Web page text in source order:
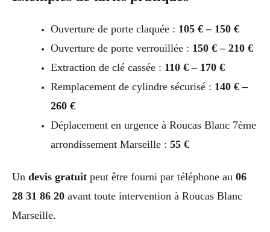
Ouverture de porte claquée : 105 € – 150 €
Ouverture de porte verrouillée : 150 € – 210 €
Extraction de clé cassée : 110 € – 170 €
Remplacement de cylindre sécurisé : 140 € –
260 €
Déplacement en urgence à Roucas Blanc 7ème
arrondissement Marseille : 55 €
Un devis gratuit peut être fourni par téléphone au 06
28 31 86 20 avant toute intervention à Roucas Blanc
Marseille.